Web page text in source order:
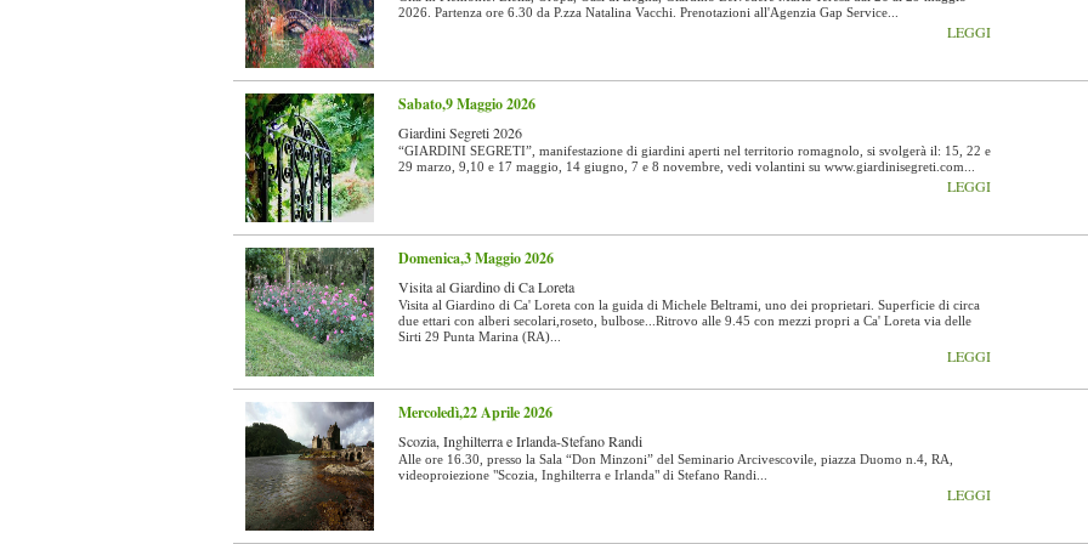
2026. Partenza ore 6.30 da P.zza Natalina Vacchi. Prenotazioni all'Agenzia Gap Service...
LEGGI
Sabato,9 Maggio 2026
Giardini Segreti 2026
“GIARDINI SEGRETI”, manifestazione di giardini aperti nel territorio romagnolo, si svolgerà il: 15, 22 e
29 marzo, 9,10 e 17 maggio, 14 giugno, 7 e 8 novembre, vedi volantini su www.giardinisegreti.com...
LEGGI
Domenica,3 Maggio 2026
Visita al Giardino di Ca Loreta
Visita al Giardino di Ca' Loreta con la guida di Michele Beltrami, uno dei proprietari. Superficie di circa
due ettari con alberi secolari,roseto, bulbose...Ritrovo alle 9.45 con mezzi propri a Ca' Loreta via delle
Sirti 29 Punta Marina (RA)...
LEGGI
Mercoledì,22 Aprile 2026
Scozia, Inghilterra e Irlanda-Stefano Randi
Alle ore 16.30, presso la Sala “Don Minzoni” del Seminario Arcivescovile, piazza Duomo n.4, RA,
videoproiezione "Scozia, Inghilterra e Irlanda" di Stefano Randi...
LEGGI